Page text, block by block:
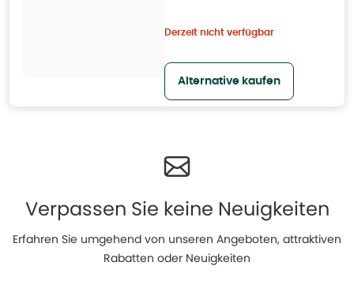
Derzeit nicht verfügbar
Alternative kaufen
Verpassen Sie keine Neuigkeiten
Erfahren Sie umgehend von unseren Angeboten, attraktiven
Rabatten oder Neuigkeiten